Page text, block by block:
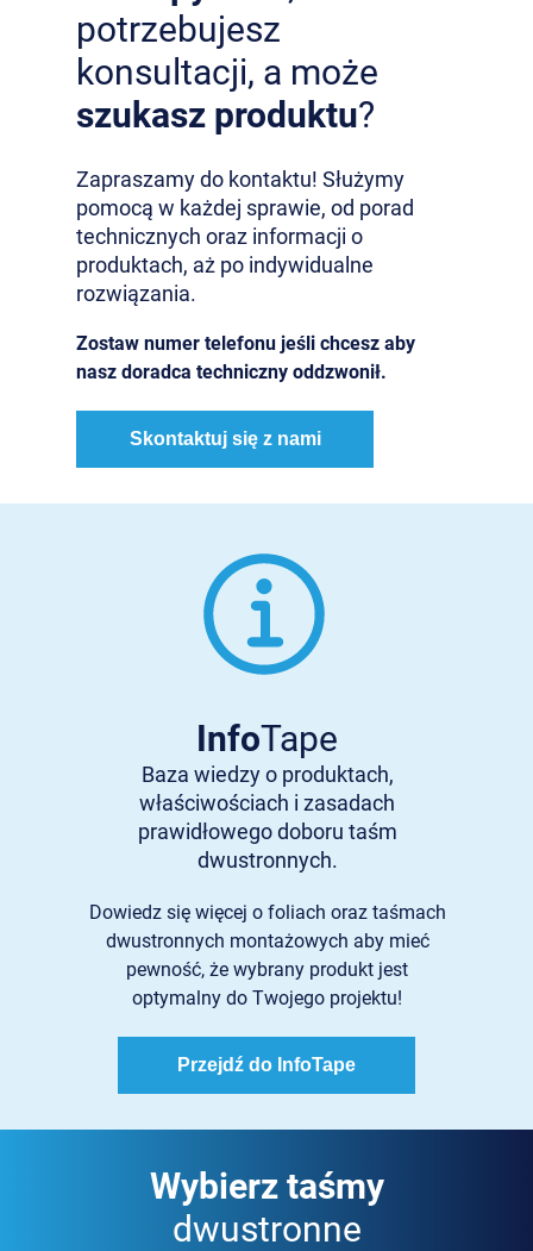
potrzebujesz
konsultacji, a może
szukasz produktu?
Zapraszamy do kontaktu! Służymy
pomocą w każdej sprawie, od porad
technicznych oraz informacji o
produktach, aż po indywidualne
rozwiązania.
Zostaw numer telefonu jeśli chcesz aby
nasz doradca techniczny oddzwonił.
Skontaktuj się z nami
Przejdź do InfoTape
InfoTape
Baza wiedzy o produktach,
właściwościach i zasadach
prawidłowego doboru taśm
dwustronnych.
Dowiedz się więcej o foliach oraz taśmach
dwustronnych montażowych aby mieć
pewność, że wybrany produkt jest
optymalny do Twojego projektu!
Wybierz taśmy
dwustronne